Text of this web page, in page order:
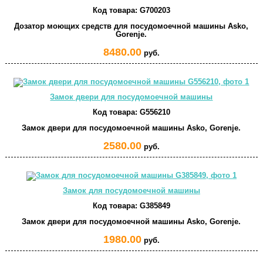
Код товара: G700203
Дозатор моющих средств для посудомоечной машины Asko,
Gorenje.
8480.00руб.
Замок двери для посудомоечной машины
Код товара: G556210
Замок двери для посудомоечной машины Asko, Gorenje.
2580.00руб.
Замок для посудомоечной машины
Код товара: G385849
Замок двери для посудомоечной машины Asko, Gorenje.
1980.00руб.